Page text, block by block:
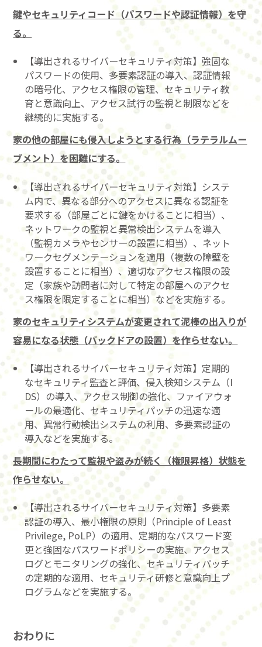
鍵やセキュリティコード（パスワードや認証情報）を守
る。
【導出されるサイバーセキュリティ対策】強固な
パスワードの使用、多要素認証の導入、認証情報
の暗号化、アクセス権限の管理、セキュリティ教
育と意識向上、アクセス試行の監視と制限などを
継続的に実施する。
家の他の部屋にも侵入しようとする行為（ラテラルムー
ブメント）を困難にする。
【導出されるサイバーセキュリティ対策】システ
ム内で、異なる部分へのアクセスに異なる認証を
要求する（部屋ごとに鍵をかけることに相当）、
ネットワークの監視と異常検出システムを導入
（監視カメラやセンサーの設置に相当）、ネット
ワークセグメンテーションを適用（複数の障壁を
設置することに相当）、適切なアクセス権限の設
定（家族や訪問者に対して特定の部屋へのアクセ
ス権限を限定することに相当）などを実施する。
家のセキュリティシステムが変更されて泥棒の出入りが
容易になる状態（バックドアの設置）を作らせない。
【導出されるサイバーセキュリティ対策】定期的
なセキュリティ監査と評価、侵入検知システム（I
DS）の導入、アクセス制御の強化、ファイアウォ
ールの最適化、セキュリティパッチの迅速な適
用、異常行動検出システムの利用、多要素認証の
導入などを実施する。
長期間にわたって監視や盗みが続く（権限昇格）状態を
作らせない。
【導出されるサイバーセキュリティ対策】多要素
認証の導入、最小権限の原則（Principle of Least
Privilege, PoLP）の適用、定期的なパスワード変
更と強固なパスワードポリシーの実施、アクセス
ログとモニタリングの強化、セキュリティパッチ
の定期的な適用、セキュリティ研修と意識向上プ
ログラムなどを実施する。
おわりに